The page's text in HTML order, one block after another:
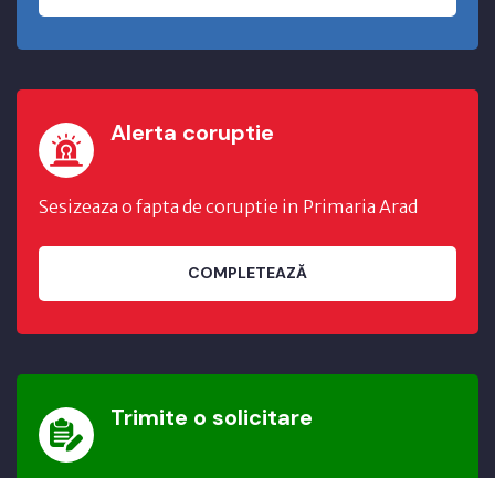
Alerta coruptie
Sesizeaza o fapta de coruptie in Primaria Arad
COMPLETEAZĂ
Trimite o solicitare